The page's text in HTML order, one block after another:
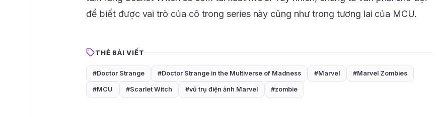
để biết được vai trò của cô trong series này cũng như trong tương lai của MCU.
THẺ BÀI VIẾT
#Doctor Strange #Doctor Strange in the Multiverse of Madness #Marvel #Marvel Zombies
#MCU #Scarlet Witch #vũ trụ điện ảnh Marvel #zombie